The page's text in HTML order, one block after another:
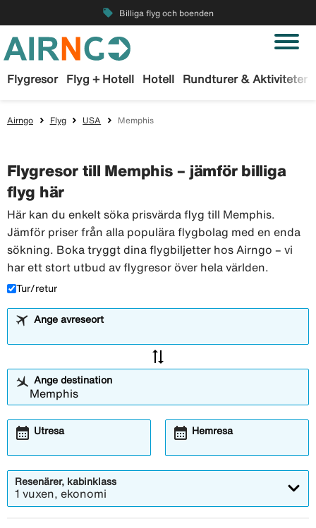
local_offer Billiga flyg och boenden
Flygresor Flyg + Hotell Hotell Rundturer & Aktiviteter
Airngo Flyg USA Memphis
Flygresor till Memphis – jämför billiga
flyg här
Här kan du enkelt söka prisvärda flyg till Memphis.
Jämför priser från alla populära flygbolag med en enda
sökning. Boka tryggt dina flygbiljetter hos Airngo – vi
har ett stort utbud av flygresor över hela världen.
Tur/retur
Ange avreseort
sync_alt
Ange destination
Utresa
calendar_month Hemresa
calendar_month
Resenärer, kabinklass
1 vuxen, ekonomi